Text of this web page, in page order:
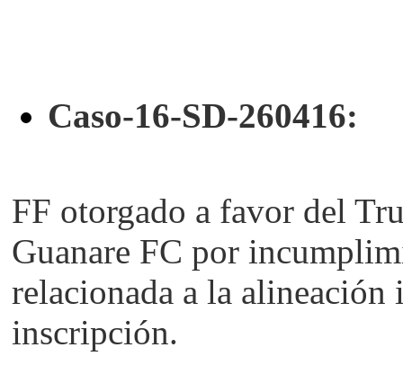
Caso-16-SD-260416:
FF otorgado a favor del
Guanare FC por
relacionada a la alineación
inscripción.